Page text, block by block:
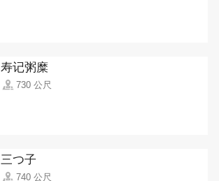
寿记粥糜
730 公尺
三つ子
740 公尺